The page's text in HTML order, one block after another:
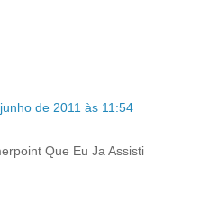
de 2011 às 11:54
Que Eu Ja Assisti